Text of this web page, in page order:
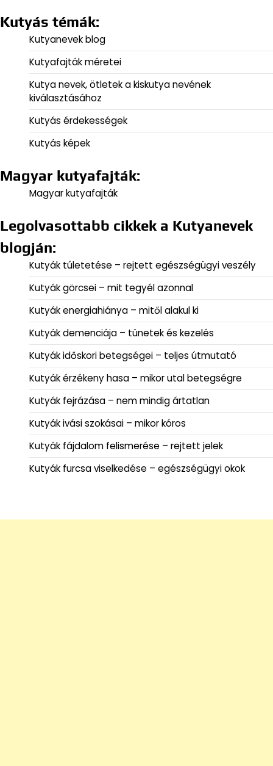
Kutyás témák:
Kutyanevek blog
Kutyafajták méretei
Kutya nevek, ötletek a kiskutya nevének
kiválasztásához
Kutyás érdekességek
Kutyás képek
Magyar kutyafajták:
Magyar kutyafajták
Legolvasottabb cikkek a Kutyanevek
blogján:
Kutyák túletetése – rejtett egészségügyi veszély
Kutyák görcsei – mit tegyél azonnal
Kutyák energiahiánya – mitől alakul ki
Kutyák demenciája – tünetek és kezelés
Kutyák időskori betegségei – teljes útmutató
Kutyák érzékeny hasa – mikor utal betegségre
Kutyák fejrázása – nem mindig ártatlan
Kutyák ivási szokásai – mikor kóros
Kutyák fájdalom felismerése – rejtett jelek
Kutyák furcsa viselkedése – egészségügyi okok